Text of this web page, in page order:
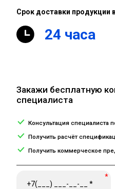
Срок доставки продукции
24 часа
Закажи бесплатную
специалиста
Консультация специалиста
Получить расчёт
Получить коммерческое
*